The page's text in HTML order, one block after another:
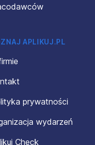
APLIKUJ.PL
prywatności
wydarzeń
Check